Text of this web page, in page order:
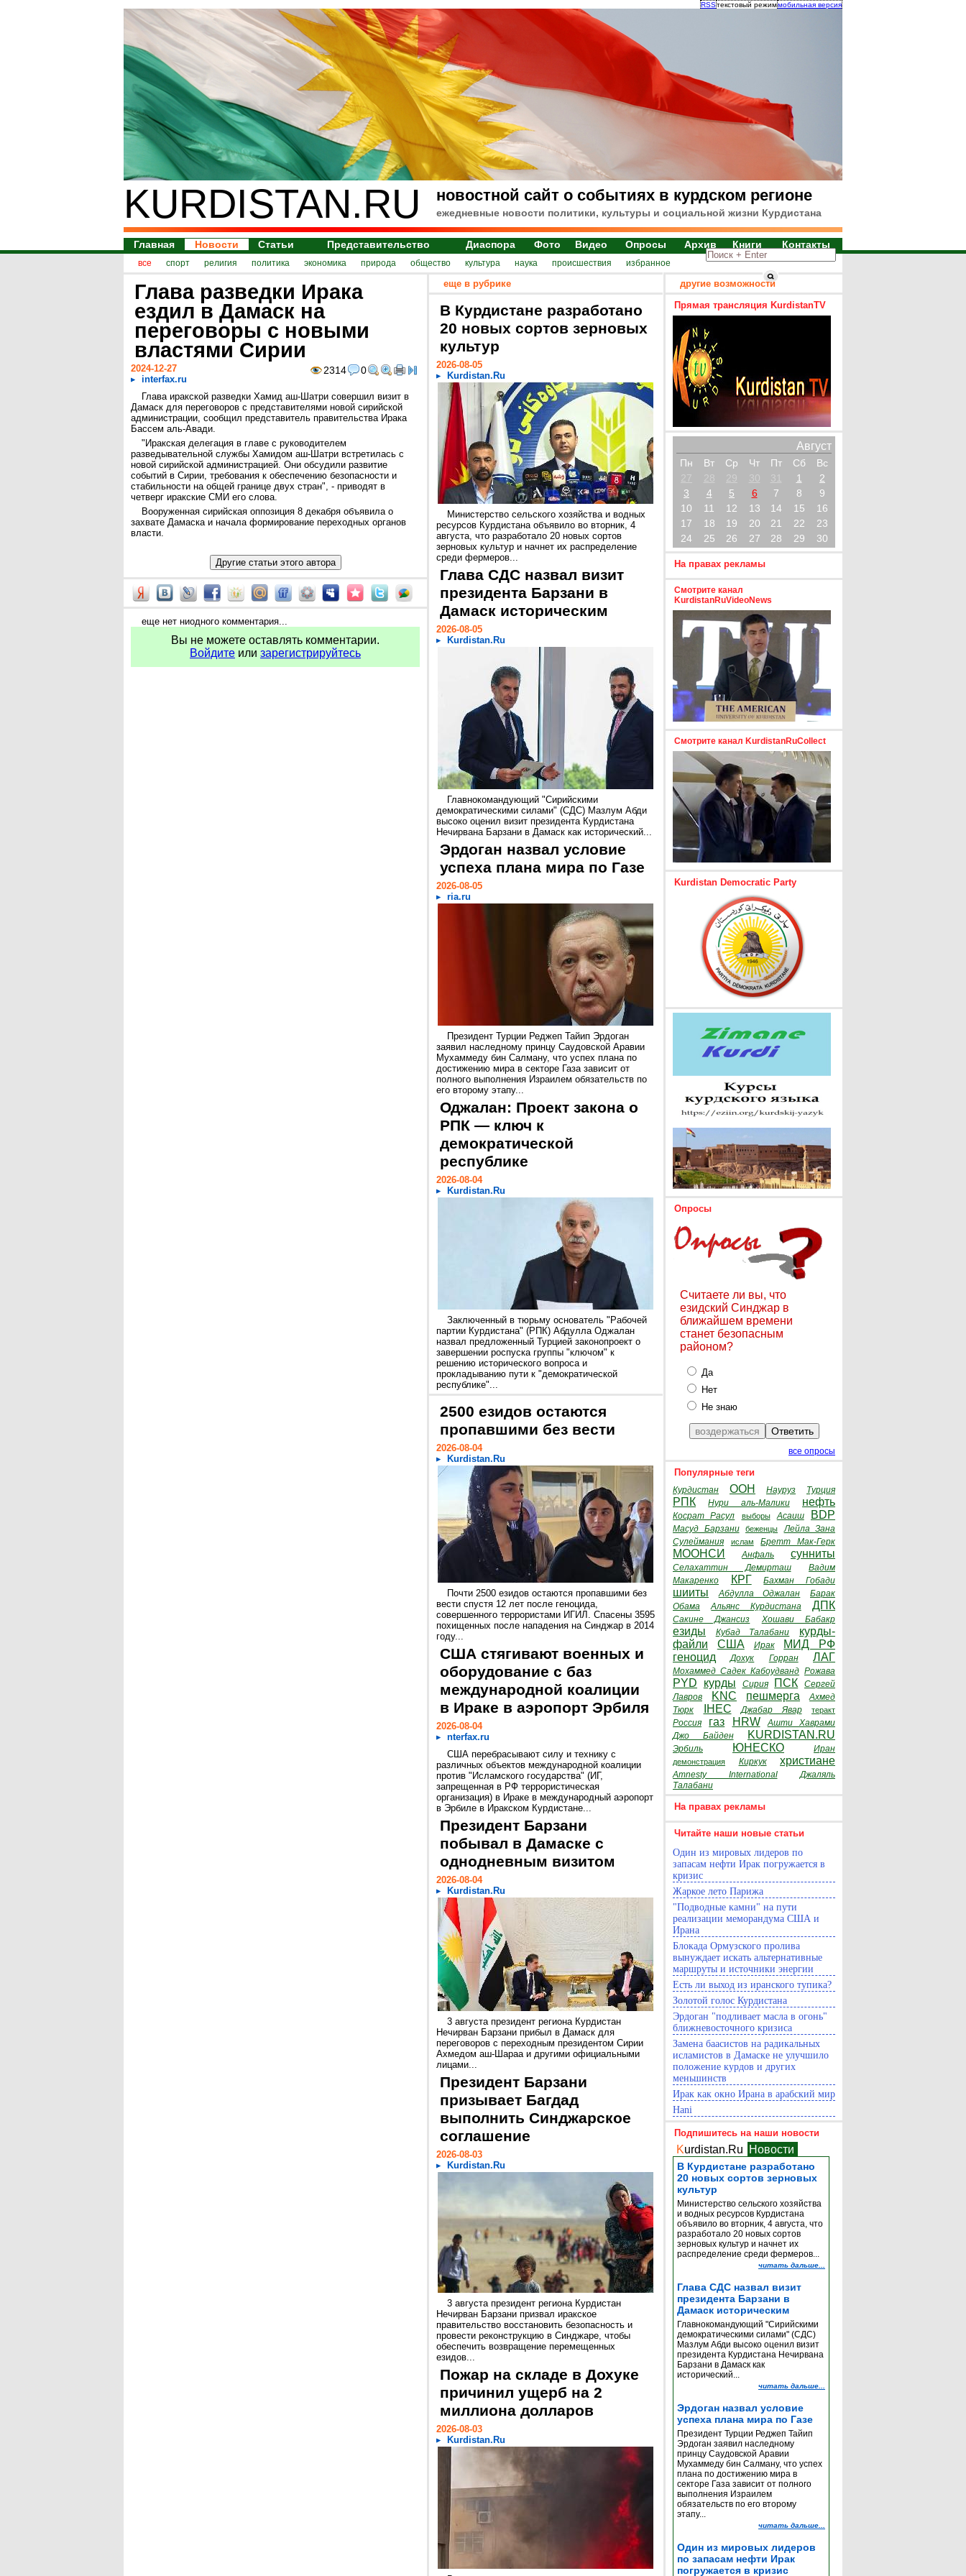
RSSтекстовый режиммобильная версия
KURDISTAN.RU новостной сайт о событиях в курдском регионе
ежедневные новости политики, культуры и социальной жизни Курдистана
Главная Новости Статьи Представительство Диаспора Фото Видео Опросы Архив Книги Контакты
все спорт религия политика экономика природа общество культура наука происшествия избранное
Глава разведки Ирака
ездил в Дамаск на
переговоры с новыми
властями Сирии
2314 0
2024-12-27
interfax.ru
Глава иракской разведки Хамид аш-Шатри совершил визит в
Дамаск для переговоров с представителями новой сирийской
администрации, сообщил представитель правительства Ирака
Бассем аль-Авади.
"Иракская делегация в главе с руководителем
разведывательной службы Хамидом аш-Шатри встретилась с
новой сирийской администрацией. Они обсудили развитие
событий в Сирии, требования к обеспечению безопасности и
стабильности на общей границе двух стран", - приводят в
четверг иракские СМИ его слова.
Вооруженная сирийская оппозиция 8 декабря объявила о
захвате Дамаска и начала формирование переходных органов
власти.
еще нет ниодного комментария...
Вы не можете оставлять комментарии.
Войдите или зарегистрируйтесь
еще в рубрике
В Курдистане разработано
20 новых сортов зерновых
культур
2026-08-05
Kurdistan.Ru
Министерство сельского хозяйства и водных
ресурсов Курдистана объявило во вторник, 4
августа, что разработало 20 новых сортов
зерновых культур и начнет их распределение
среди фермеров...
Глава СДС назвал визит
президента Барзани в
Дамаск историческим
2026-08-05
Kurdistan.Ru
Главнокомандующий "Сирийскими
демократическими силами" (СДС) Мазлум Абди
высоко оценил визит президента Курдистана
Нечирвана Барзани в Дамаск как исторический...
Эрдоган назвал условие
успеха плана мира по Газе
2026-08-05
ria.ru
Президент Турции Реджеп Тайип Эрдоган
заявил наследному принцу Саудовской Аравии
Мухаммеду бин Салману, что успех плана по
достижению мира в секторе Газа зависит от
полного выполнения Израилем обязательств по
его второму этапу...
Оджалан: Проект закона о
РПК — ключ к
демократической
республике
2026-08-04
Kurdistan.Ru
Заключенный в тюрьму основатель "Рабочей
партии Курдистана" (РПК) Абдулла Оджалан
назвал предложенный Турцией законопроект о
завершении роспуска группы "ключом" к
решению исторического вопроса и
прокладыванию пути к "демократической
республике"...
2500 езидов остаются
пропавшими без вести
2026-08-04
Kurdistan.Ru
Почти 2500 езидов остаются пропавшими без
вести спустя 12 лет после геноцида,
совершенного террористами ИГИЛ. Спасены 3595
похищенных после нападения на Синджар в 2014
году...
США стягивают военных и
оборудование с баз
международной коалиции
в Ираке в аэропорт Эрбиля
2026-08-04
nterfax.ru
США перебрасывают силу и технику с
различных объектов международной коалиции
против "Исламского государства" (ИГ,
запрещенная в РФ террористическая
организация) в Ираке в международный аэропорт
в Эрбиле в Иракском Курдистане...
Президент Барзани
побывал в Дамаске с
однодневным визитом
2026-08-04
Kurdistan.Ru
3 августа президент региона Курдистан
Нечирван Барзани прибыл в Дамаск для
переговоров с переходным президентом Сирии
Ахмедом аш-Шараа и другими официальными
лицами...
Президент Барзани
призывает Багдад
выполнить Синджарское
соглашение
2026-08-03
Kurdistan.Ru
3 августа президент региона Курдистан
Нечирван Барзани призвал иракское
правительство восстановить безопасность и
провести реконструкцию в Синджаре, чтобы
обеспечить возвращение перемещенных
езидов...
Пожар на складе в Дохуке
причинил ущерб на 2
миллиона долларов
2026-08-03
Kurdistan.Ru
другие возможности
Прямая трансляция KurdistanTV
Август
Пн Вт Ср Чт Пт Сб
Вс
27
28 29 30 31 1
2
3
4 5 6 7 8
9
10
11 12 13 14 15
16
17
18 19 20 21 22
23
24
25 26 27 28 29 30
На правах рекламы
Смотрите канал
KurdistanRuVideoNews
Смотрите канал KurdistanRuCollect
Kurdistan Democratic Party
Опросы
Считаете ли вы, что
езидский Синджар в
ближайшем времени
станет безопасным
районом?
Да
Нет
Не знаю
все опросы
Популярные теги
Курдистан ООН Науруз Турция
РПК Нури аль-Малики нефть
Косрат Расул выборы Асаиш BDP
Масуд Барзани беженцы
Лейла Зана
Сулеймания
ислам Бретт Мак-Герк
МООНСИ Анфаль сунниты
Селахаттин Демирташ
Вадим
Макаренко
КРГ Бахман Гобади
шииты Абдулла Оджалан
Барак
Обама
Альянс Курдистана ДПК
Сакине Джансиз Хошави Бабакр
езиды Кубад Талабани
курды-
файли
США Ирак
МИД РФ
геноцид
Дохук Горран ЛАГ
Мохаммед Садек Кабоудванд Рожава
PYD курды Сирия ПСК
Сергей
Лавров
KNC пешмерга
Ахмед
Тюрк
IHEC Джабар Явар теракт
Россия газ HRW
Ашти Хаврами
Джо Байден
KURDISTAN.RU
Эрбиль ЮНЕСКО Иран
демонстрация Киркук христиане
Amnesty International
Джаляль
Талабани
На правах рекламы
Читайте наши новые статьи
Один из мировых лидеров по
запасам нефти Ирак погружается в
кризис
Жаркое лето Парижа
"Подводные камни" на пути
реализации меморандума США и
Ирана
Блокада Ормузского пролива
вынуждает искать альтернативные
маршруты и источники энергии
Есть ли выход из иранского тупика?
Золотой голос Курдистана
Эрдоган "подливает масла в огонь"
ближневосточного кризиса
Замена баасистов на радикальных
исламистов в Дамаске не улучшило
положение курдов и других
меньшинств
Ирак как окно Ирана в арабский мир
Hani
Подпишитесь на наши новости
Kurdistan.Ru Новости
В Курдистане разработано
20 новых сортов зерновых
культур
Министерство сельского хозяйства
и водных ресурсов Курдистана
объявило во вторник, 4 августа, что
разработало 20 новых сортов
зерновых культур и начнет их
распределение среди фермеров...
читать дальше...
Глава СДС назвал визит
президента Барзани в
Дамаск историческим
Главнокомандующий "Сирийскими
демократическими силами" (СДС)
Мазлум Абди высоко оценил визит
президента Курдистана Нечирвана
Барзани в Дамаск как
исторический...
читать дальше...
Эрдоган назвал условие
успеха плана мира по Газе
Президент Турции Реджеп Тайип
Эрдоган заявил наследному
принцу Саудовской Аравии
Мухаммеду бин Салману, что успех
плана по достижению мира в
секторе Газа зависит от полного
выполнения Израилем
обязательств по его второму
этапу...
читать дальше...
Один из мировых лидеров
по запасам нефти Ирак
погружается в кризис